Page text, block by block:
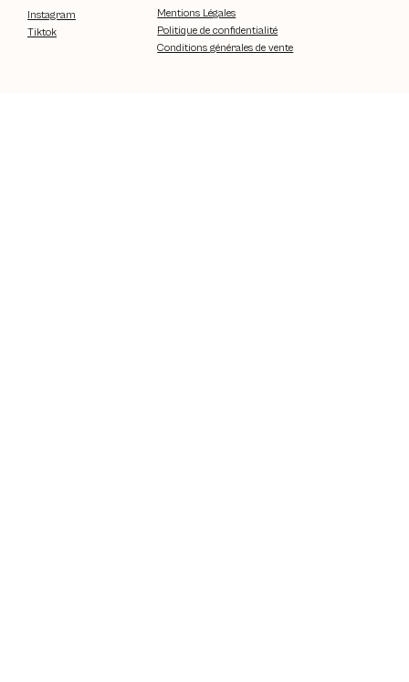
Instagram
Tiktok
Mentions Légales
Politique de confidentialité
Conditions générales de vente